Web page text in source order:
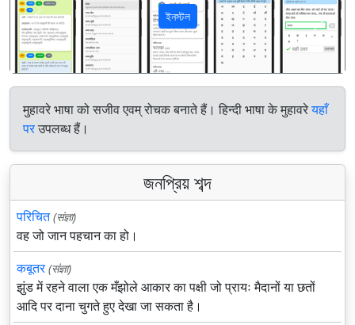
ইনস্টল
पिछला अगला
मुहावरे भाषा को सजीव एवम् रोचक बनाते हैं। हिन्दी भाषा के मुहावरेयहाँ
परउपलब्ध हैं।
জনপ্রিয় শব্দ
परिचित (संज्ञा)
वह जो जान पहचान का हो।
कबूतर (संज्ञा)
झुंड में रहने वाला एक मँझोले आकार का पक्षी जो प्रायः मैदानों या छतों
आदि पर दाना चुगते हुए देखा जा सकता है।